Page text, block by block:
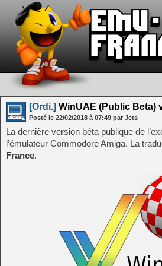
[Ordi.] WinUAE (Public Beta)
Posté le 22/02/2018 à 07:49 par Jets
La dernière version béta publique de
l’émulateur Commodore Amiga. La
France.